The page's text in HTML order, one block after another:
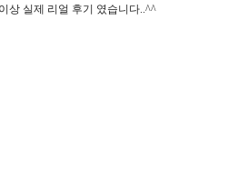
이상 실제 리얼 후기 였습니다..^^